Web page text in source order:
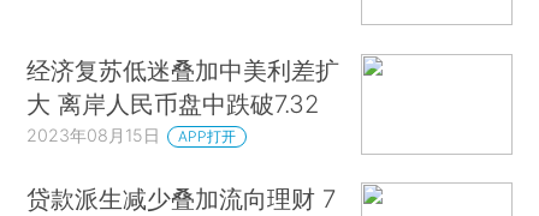
经济复苏低迷叠加中美利差扩
大 离岸人民币盘中跌破7.32
2023年08月15日 APP打开
贷款派生减少叠加流向理财 7